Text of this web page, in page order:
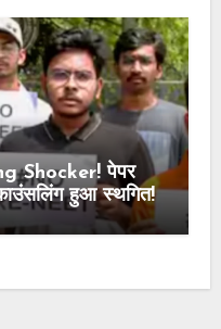
Shocker! पेपर
हुआ स्थगित!